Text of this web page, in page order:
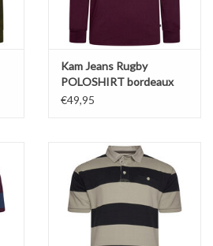
Kam Jeans Rugby
POLOSHIRT bordeaux
€49,95